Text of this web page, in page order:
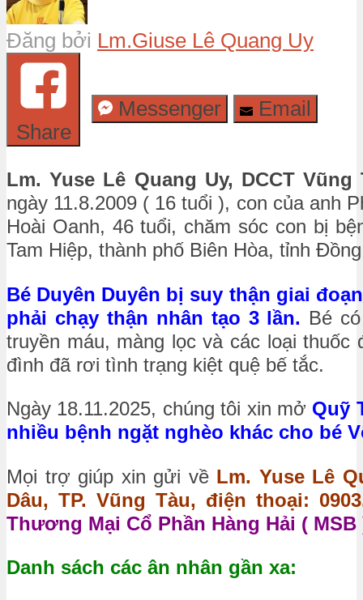
Đăng bởi Lm.Giuse Lê Quang Uy
Share
Messenger Email
Lm. Yuse Lê Quang Uy, DCCT
ngày 11.8.2009 ( 16 tuổi ), con của anh
Hoài Oanh, 46 tuổi, chăm sóc con bị
Tam Hiệp, thành phố Biên Hòa, tỉnh
Bé Duyên Duyên bị suy thận giai
phải chạy thận nhân tạo 3 lần. Bé
truyền máu, màng lọc và các loại
đình đã rơi tình trạng kiệt quệ bế tắc.
Ngày 18.11.2025, chúng tôi xin mở Quỹ
nhiều bệnh ngặt nghèo khác cho bé
Mọi trợ giúp xin gửi về Lm. Yuse Lê
Dâu, TP. Vũng Tàu, điện thoại:
Thương Mại Cổ Phần Hàng Hải ( MSB
Danh sách các ân nhân gần xa: